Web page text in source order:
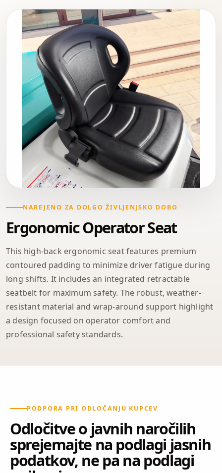
NAREJENO ZA DOLGO ŽIVLJENJSKO DOBO
Ergonomic Operator Seat
This high-back ergonomic seat features premium
contoured padding to minimize driver fatigue during
long shifts. It includes an integrated retractable
seatbelt for maximum safety. The robust, weather-
resistant material and wrap-around support highlight
a design focused on operator comfort and
professional safety standards.
PODPORA PRI ODLOČANJU KUPCEV
Odločitve o javnih naročilih
sprejemajte na podlagi jasnih
podatkov, ne pa na podlagi